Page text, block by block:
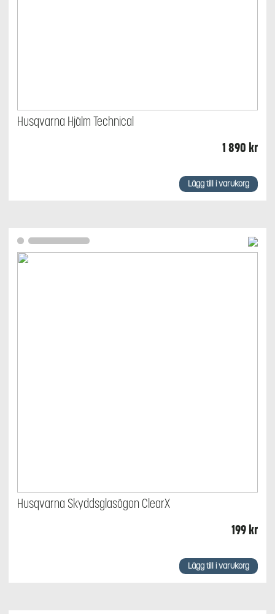
Husqvarna Hjälm Technical
1 890 kr
Lägg till i varukorg
Husqvarna Skyddsglasögon ClearX
199kr
Lägg till i varukorg